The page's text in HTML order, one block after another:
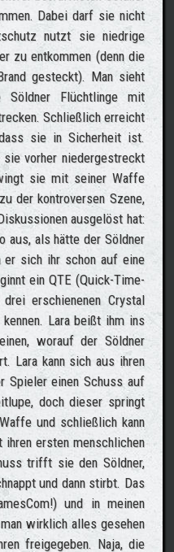
Dabei darf sie nicht
nutzt sie niedrige
zu entkommen (denn die
gesteckt). Man sieht
Söldner Flüchtlinge mit
Schließlich erreicht
sie in Sicherheit ist.
vorher niedergestreckt
sie mit seiner Waffe
der kontroversen Szene,
ausgelöst hat:
aus, als hätte der Söldner
er sich ihr schon auf eine
ein QTE (Quick-Time-
erschienenen Crystal
Lara beißt ihm ins
worauf der Söldner
Lara kann sich aus ihren
Spieler einen Schuss auf
doch dieser springt
und schließlich kann
ersten menschlichen
trifft sie den Söldner,
und dann stirbt. Das
und in meinen
wirklich alles gesehen
freigegeben. Naja, die